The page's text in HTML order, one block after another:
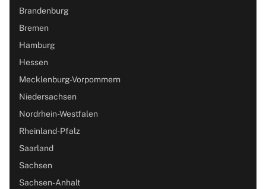
Brandenburg
Bremen
Hamburg
Hessen
Mecklenburg-Vorpommern
Niedersachsen
Nordrhein-Westfalen
Rheinland-Pfalz
Saarland
Sachsen
Sachsen-Anhalt